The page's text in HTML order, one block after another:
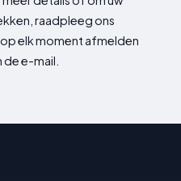
raadpleeg ons
elk moment afmelden
de e-mail.